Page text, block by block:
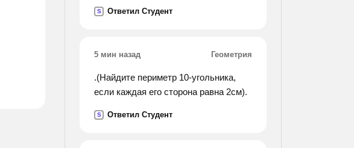
S Ответил Студент
5 мин назад Геометрия
.(Найдите периметр 10-угольника,
если каждая его сторона равна 2см).
S Ответил Студент